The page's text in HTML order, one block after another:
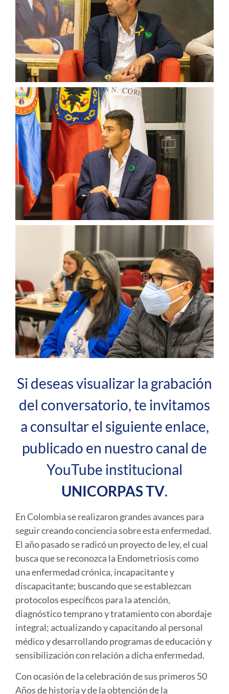
Si deseas visualizar la grabación
del conversatorio, te invitamos
a consultar el siguiente enlace,
publicado en nuestro canal de
YouTube institucional
UNICORPAS TV.
En Colombia se realizaron grandes avances para
seguir creando conciencia sobre esta enfermedad.
El año pasado se radicó un proyecto de ley, el cual
busca que se reconozca la Endometriosis como
una enfermedad crónica, incapacitante y
discapacitante; buscando que se establezcan
protocolos específicos para la atención,
diagnóstico temprano y tratamiento con abordaje
integral; actualizando y capacitando al personal
médico y desarrollando programas de educación y
sensibilización con relación a dicha enfermedad.
Con ocasión de la celebración de sus primeros 50
Años de historia y de la obtención de la